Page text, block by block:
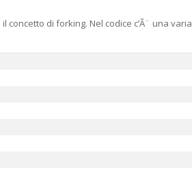
di forking. Nel codice c’Ã¨ una